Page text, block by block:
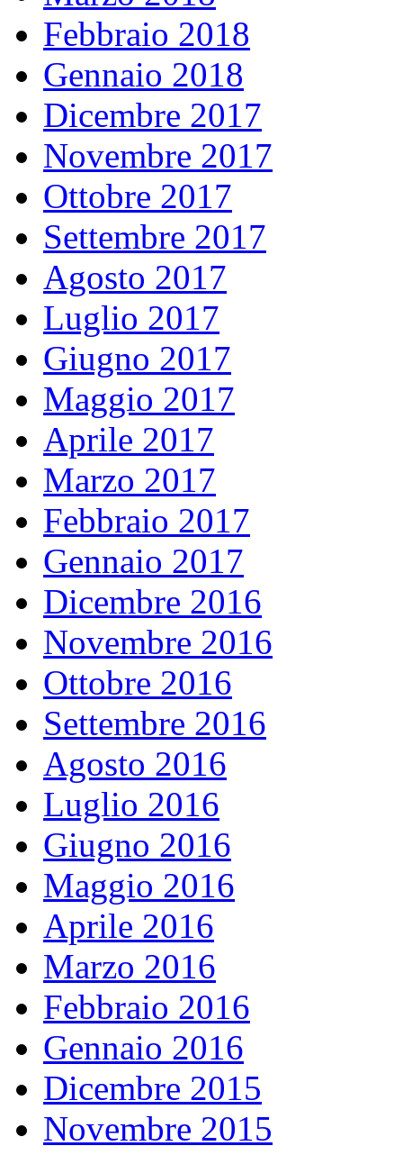
Febbraio 2018
Gennaio 2018
Dicembre 2017
Novembre 2017
Ottobre 2017
Settembre 2017
Agosto 2017
Luglio 2017
Giugno 2017
Maggio 2017
Aprile 2017
Marzo 2017
Febbraio 2017
Gennaio 2017
Dicembre 2016
Novembre 2016
Ottobre 2016
Settembre 2016
Agosto 2016
Luglio 2016
Giugno 2016
Maggio 2016
Aprile 2016
Marzo 2016
Febbraio 2016
Gennaio 2016
Dicembre 2015
Novembre 2015